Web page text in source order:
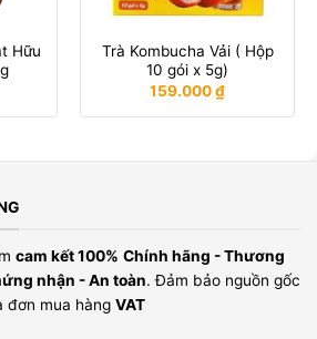
Hữu
Trà Kombucha Vải ( Hộp
10 gói x 5g)
159.000₫
cam kết 100% Chính hãng - Thương
nhận - An toàn. Đảm bảo nguồn gốc
đơn mua hàng VAT